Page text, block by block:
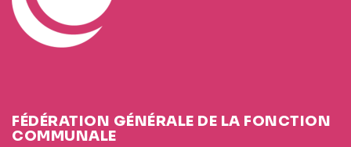
FÉDÉRATION GÉNÉRALE DE LA FONCTION
COMMUNALE